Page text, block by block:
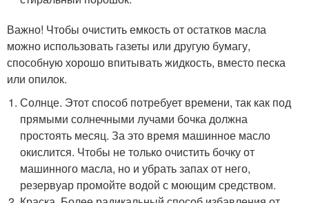
Важно! Чтобы очистить емкость от остатков масла
можно использовать газеты или другую бумагу,
способную хорошо впитывать жидкость, вместо песка
или опилок.
Солнце. Этот способ потребует времени, так как под
прямыми солнечными лучами бочка должна
простоять месяц. За это время машинное масло
окислится. Чтобы не только очистить бочку от
машинного масла, но и убрать запах от него,
резервуар промойте водой с моющим средством.